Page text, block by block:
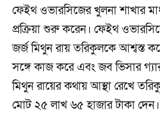
ফেইথ ওভারসিজের খুলনা শাখার
প্রক্রিয়া শুরু করেন। ফেইথ
জর্জ মিথুন রায় তরিকুলকে আশ্বস্ত
সঙ্গে কাজ করে এবং জব ভিসার
মিথুন রায়ের কথায় আস্থা রেখে
মোট ২৫ লাখ ৬৫ হাজার টাকা